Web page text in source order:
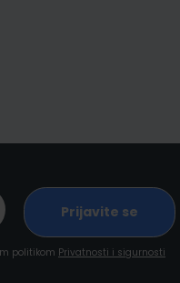
politikom Privatnosti i sigurnosti